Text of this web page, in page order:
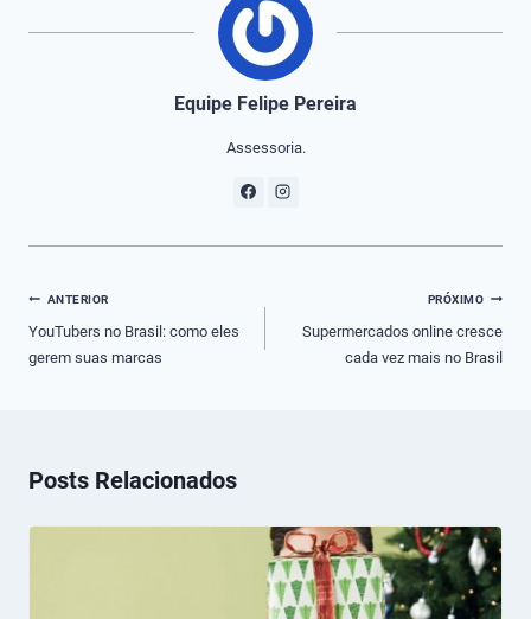
Equipe Felipe Pereira
Assessoria.
Navegação
de
Post
ANTERIOR
YouTubers no Brasil: como eles
gerem suas marcas
PRÓXIMO
Supermercados online cresce
cada vez mais no Brasil
Posts Relacionados